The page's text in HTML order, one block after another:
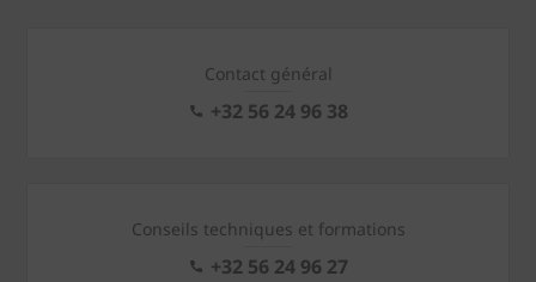
Contact général
+32 56 24 96 38
Conseils techniques et formations
+32 56 24 96 27